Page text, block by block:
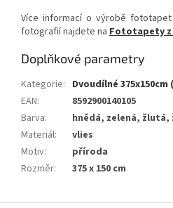
Více informací o výrobě
fotografií najdete na Fototapety
Doplňkové parametry
Kategorie: Dvoudílné
EAN:
8592900140105
Barva:
hnědá, zelená,
Materiál:
vlies
Motiv:
příroda
Rozměr: 375 x 150 cm